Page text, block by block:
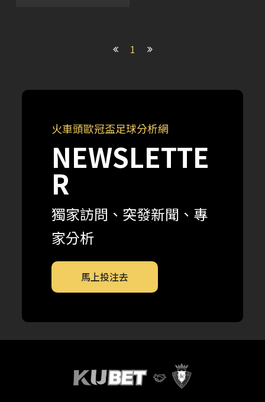
特蒙德 2月22日 上午4:00
1
火車頭歐冠盃足球分析網
NEWSLETTE
R
獨家訪問、突發新聞、專
家分析
馬上投注去